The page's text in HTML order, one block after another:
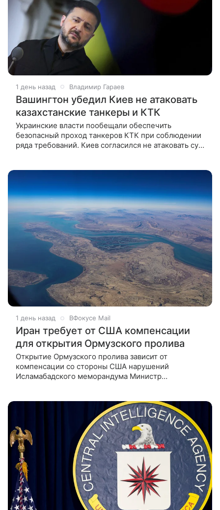
1 день назад Владимир Гараев
Вашингтон убедил Киев не атаковать
казахстанские танкеры и КТК
Украинские власти пообещали обеспечить
безопасный проход танкеров КТК при соблюдении
ряда требований. Киев согласился не атаковать суда
1 день назад ВФокусе Mail
Иран требует от США компенсации
для открытия Ормузского пролива
Открытие Ормузского пролива зависит от
компенсации со стороны США нарушений
Исламабадского меморандума Министр